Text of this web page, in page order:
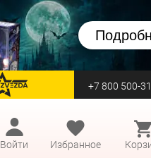
перейти на Zvezda +7 800 500-
Войти
Избранное